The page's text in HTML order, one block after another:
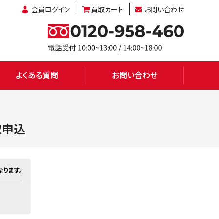
会員ログイン 買取カート お問い合わせ
よくある質問 お問い合わせ
込
ます。